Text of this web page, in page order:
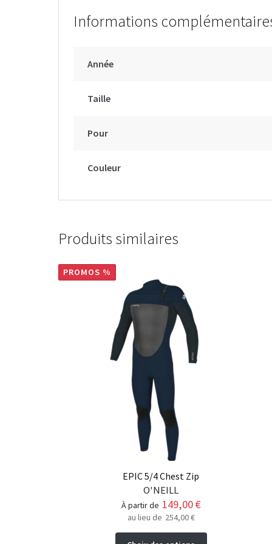
Informations
Année
Taille
Pour
Couleur
Produits similaires
PROMOS %
EPIC 5/4 Chest Zip
O'NEILL
à partir de 149,00€
au lieu de 254,00€